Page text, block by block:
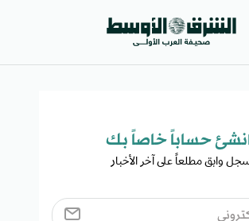
حساباً خاصاً بك​
وابق مطلعاً على آخر الأخبار